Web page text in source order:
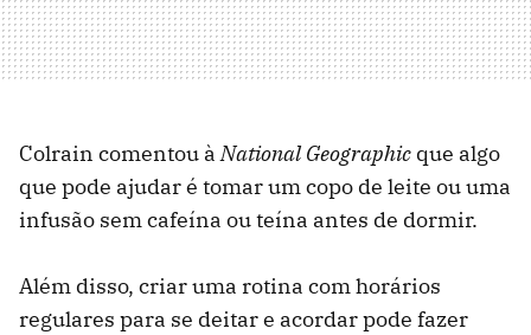
Colrain comentou àNational Geographic que algo
que pode ajudar é tomar um copo de leite ou uma
infusão sem cafeína ou teína antes de dormir.
Além disso, criar uma rotina com horários
regulares para se deitar e acordar pode fazer